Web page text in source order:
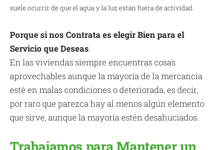
suele ocurrir de que el agua y la luz están fuera de actividad.
Porque si nos Contrata es elegir Bien para el
Servicio que Deseas.
En las viviendas siempre encuentras cosas
aprovechables aunque la mayoría de la mercancía
esté en malas condiciones o deteriorada, es decir,
por raro que parezca hay al menos algún elemento
que sirve, aunque la mayoría estén desahuciados.
Trabajamos para Mantener un